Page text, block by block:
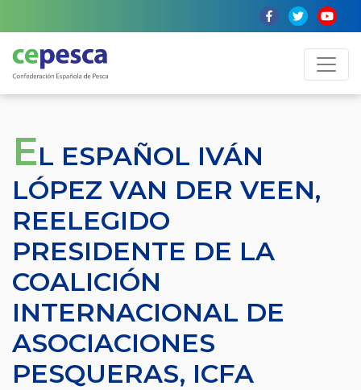
EL ESPAÑOL IVÁN
LÓPEZ VAN DER VEEN,
REELEGIDO
PRESIDENTE DE LA
COALICIÓN
INTERNACIONAL DE
ASOCIACIONES
PESQUERAS, ICFA